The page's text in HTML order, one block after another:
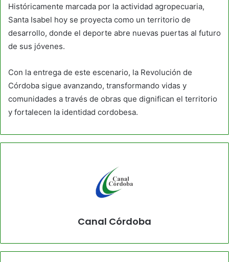
Históricamente marcada por la actividad agropecuaria,
Santa Isabel hoy se proyecta como un territorio de
desarrollo, donde el deporte abre nuevas puertas al futuro
de sus jóvenes.
Con la entrega de este escenario, la Revolución de
Córdoba sigue avanzando, transformando vidas y
comunidades a través de obras que dignifican el territorio
y fortalecen la identidad cordobesa.
Canal Córdoba